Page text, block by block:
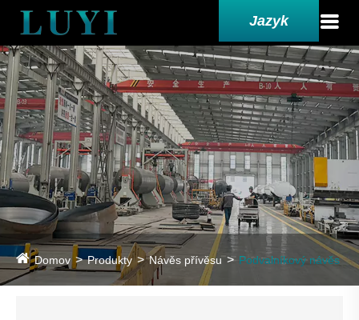
Jazyk
Domov Produkty Návěs přívěsu Podvalníkový návěs